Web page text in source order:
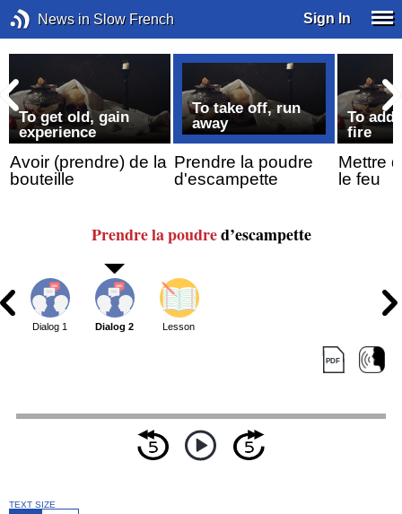
News in Slow French Sign In
To get old, gain
experience
Avoir (prendre) de la
bouteille
To take off, run
away
Prendre la poudre
d'escampette
To add
fire
Mettre
le feu
Prendrela poudred’escampette
Dialog 1 Dialog 2 Lesson
TEXT SIZE